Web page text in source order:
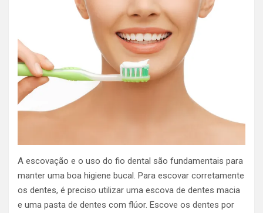
A escovação e o uso do fio dental são fundamentais para
manter uma boa higiene bucal. Para escovar corretamente
os dentes, é preciso utilizar uma escova de dentes macia
e uma pasta de dentes com flúor. Escove os dentes por